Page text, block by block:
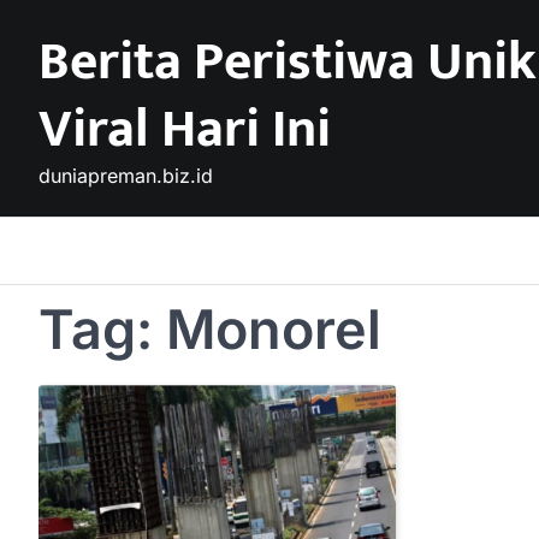
contentBerita Peristiwa
Viral Hari Ini
duniapreman.biz.id
Tag: Monorel